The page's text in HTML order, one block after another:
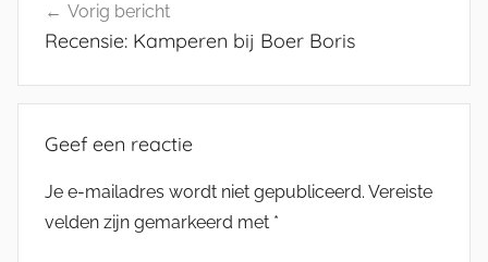
navigatie
Vorig bericht
Recensie: Kamperen bij Boer Boris
Geef een reactie
Je e-mailadres wordt niet gepubliceerd. Vereiste
velden zijn gemarkeerd met *